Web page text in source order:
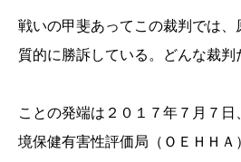
戦いの甲斐あってこの裁判では、
質的に勝訴している。どんな裁判
ことの発端は２０１７年７月７
境保健有害性評価局（ＯＥＨＨ